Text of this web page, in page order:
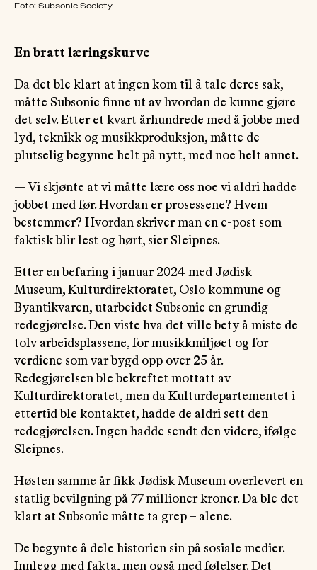
Foto: Subsonic Society
En bratt læringskurve
Da det ble klart at ingen kom til å tale deres sak,
måtte Subsonic finne ut av hvordan de kunne gjøre
det selv. Etter et kvart århundrede med å jobbe med
lyd, teknikk og musikkproduksjon, måtte de
plutselig begynne helt på nytt, med noe helt annet.
— Vi skjønte at vi måtte lære oss noe vi aldri hadde
jobbet med før. Hvordan er prosessene? Hvem
bestemmer? Hvordan skriver man en e-post som
faktisk blir lest og hørt, sier Sleipnes.
Etter en befaring i januar 2024 med Jødisk
Museum, Kulturdirektoratet, Oslo kommune og
Byantikvaren, utarbeidet Subsonic en grundig
redegjørelse. Den viste hva det ville bety å miste de
tolv arbeidsplassene, for musikkmiljøet og for
verdiene som var bygd opp over 25 år.
Redegjørelsen ble bekreftet mottatt av
Kulturdirektoratet, men da Kulturdepartementet i
ettertid ble kontaktet, hadde de aldri sett den
redegjørelsen. Ingen hadde sendt den videre, ifølge
Sleipnes.
Høsten samme år fikk Jødisk Museum overlevert en
statlig bevilgning på 77 millioner kroner. Da ble det
klart at Subsonic måtte ta grep – alene.
De begynte å dele historien sin på sosiale medier.
Innlegg med fakta, men også med følelser. Det